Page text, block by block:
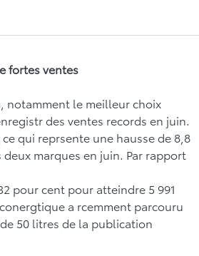
fortes ventes
notamment le meilleur choix
des ventes records en juin.
qui reprsente une hausse de 8,8
marques en juin. Par rapport
pour cent pour atteindre 5 991
a rcemment parcouru
50 litres de la publication